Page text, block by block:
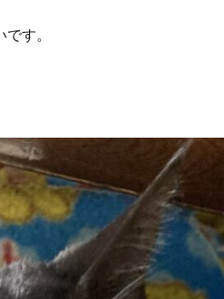
す。